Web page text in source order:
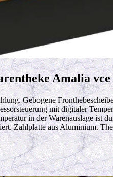
Amalia vce
Gebogene
mit digitaler
in der Warenauslage ist
Zahlplatte aus Aluminium.